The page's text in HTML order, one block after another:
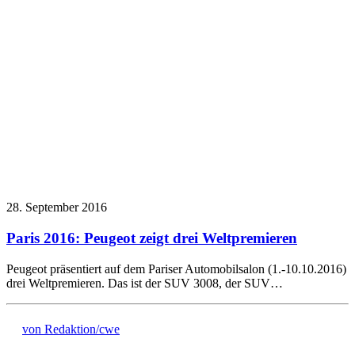
28. September 2016
Paris 2016: Peugeot zeigt drei Weltpremieren
Peugeot präsentiert auf dem Pariser Automobilsalon (1.-10.10.2016)
drei Weltpremieren. Das ist der SUV 3008, der SUV…
von Redaktion/cwe